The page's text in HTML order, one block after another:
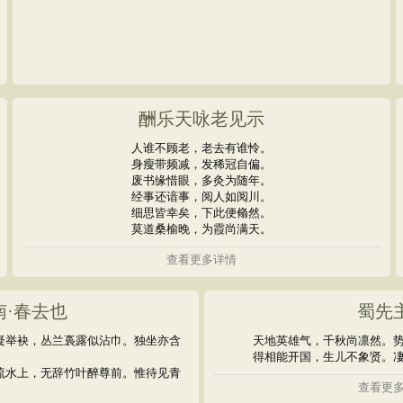
酬乐天咏老见示
人谁不顾老，老去有谁怜。
身瘦带频减，发稀冠自偏。
废书缘惜眼，多灸为随年。
经事还谙事，阅人如阅川。
细思皆幸矣，下此便翛然。
莫道桑榆晚，为霞尚满天。
查看更多详情
·春去也
袂，丛兰裛露似沾巾。独坐亦含
上，无辞竹叶醉尊前。惟待见青
蜀先
天地英雄气，千秋尚凛然。
得相能开国，生儿不象贤。
查看更